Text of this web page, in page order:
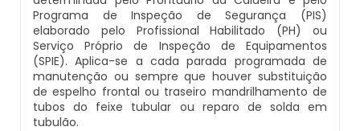
Caldeiras E Aquecedores
Caldeiras E Vasos De Pressão
Comprar Caldeira
Inspeção Dimensional De Caldeiraria
Inspeção Dimensional De Caldeiraria E
Tubulação
Inspeção Em Caldeiras
Montagem De Caldeiras
Montagem De Caldeiras A Vapor
Montagem De Caldeiras Preço
Comprar Caldeira De Vapor
Distribuidor De Caldeira A Vapor
Empresa De Caldeira A Vapor
Onde Comprar Caldeira A Gás
Peças Para Caldeira A Gás
Queimador De Caldeira A Gás
Programa de Inspeção de Segurança (PIS)
elaborado pelo Profissional Habilitado (PH) ou
Serviço Próprio de Inspeção de Equipamentos
(SPIE). Aplica-se a cada parada programada de
manutenção ou sempre que houver substituição
de espelho frontal ou traseiro mandrilhamento de
tubos do feixe tubular ou reparo de solda em
tubulão.